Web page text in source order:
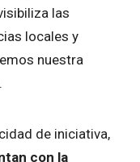
las
locales y
nuestra
de iniciativa,
con la